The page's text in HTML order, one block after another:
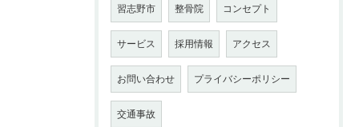
習志野市 整骨院 コンセプト
サービス 採用情報 アクセス
お問い合わせ プライバシーポリシー
交通事故